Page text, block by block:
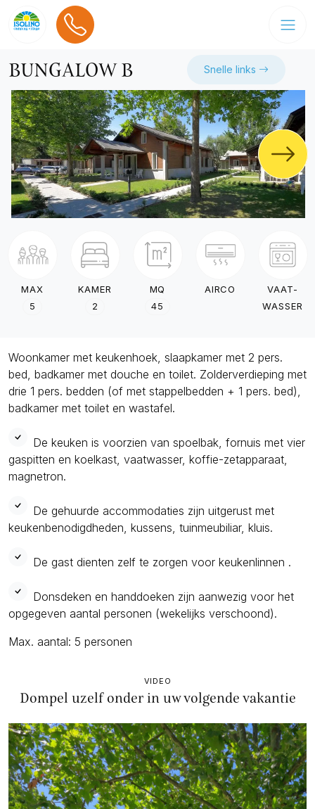
BUNGALOW B Snelle links
MAX
5
KAMER
2
MQ
45
AIRCO
VAAT-
WASSER
Woonkamer met keukenhoek, slaapkamer met 2 pers.
bed, badkamer met douche en toilet. Zolderverdieping met
drie 1 pers. bedden (of met stappelbedden + 1 pers. bed),
badkamer met toilet en wastafel.
De keuken is voorzien van spoelbak, fornuis met vier
gaspitten en koelkast, vaatwasser, koffie-zetapparaat,
magnetron.
De gehuurde accommodaties zijn uitgerust met
keukenbenodigdheden, kussens, tuinmeubiliar, kluis.
De gast dienten zelf te zorgen voor keukenlinnen .
Donsdeken en handdoeken zijn aanwezig voor het
opgegeven aantal personen (wekelijks verschoond).
Max. aantal: 5 personen
VIDEO
Dompel uzelf onder in uw volgende vakantie